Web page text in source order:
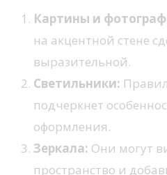
Картины и
на акцентной стене
выразительной.
Светильники:
подчеркнет
оформления.
Зеркала: Они могут
пространство и